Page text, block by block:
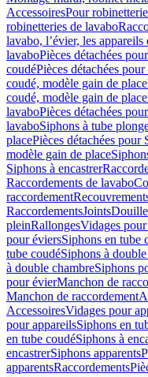
AccessoiresPour
robinetteries de lavabo
lavabo, l’évier, les
lavaboPièces détachées
coudéPièces détachées
coudé, modèle gain de place
coudé, modèle gain de place
lavaboPièces détachées
lavaboSiphons à tube
placePièces détachées
modèle gain de place
Siphons à encastrer
Raccordements de lavabo
raccordement
RaccordementsJoints
pleinRallongesVidages
pour éviersSiphons en tube
tube coudéSiphons à
à double chambreSiphons
pour évierManchon de
Manchon de raccordement
AccessoiresVidages pour
pour appareilsSiphons en
en tube coudéSiphons à
encastrerSiphons apparents
apparentsRaccordements